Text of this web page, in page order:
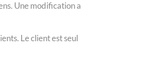
Une modification a
Le client est seul